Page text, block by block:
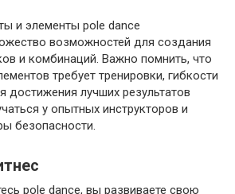
и элементы pole dance
возможностей для создания
и комбинаций. Важно помнить, что
требует тренировки, гибкости
достижения лучших результатов
у опытных инструкторов и
безопасности.
pole dance, вы развиваете свою